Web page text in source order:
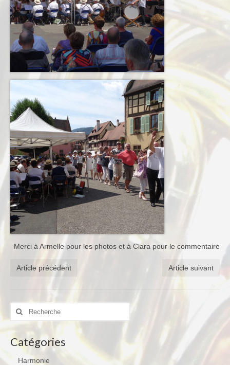
Merci à Armelle pour les photos et à Clara pour le commentaire
Article précédent Article suivant
Rechercher
Catégories
Harmonie